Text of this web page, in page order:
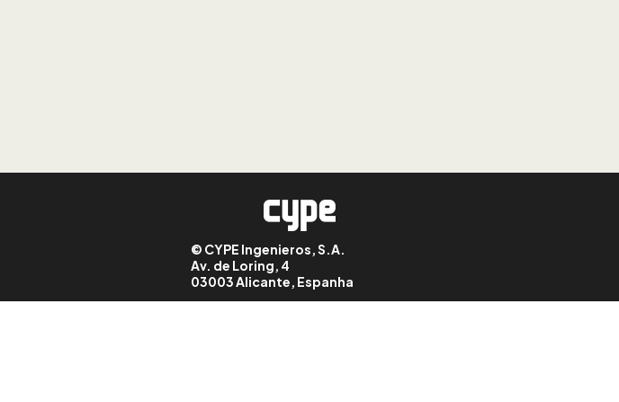
CYPE 3D: planos e linhas
LIÇÃO: 12
© CYPE Ingenieros, S.A.
Av. de Loring, 4
03003 Alicante, Espanha